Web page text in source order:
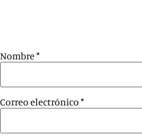
Nombre *
Correo electrónico *